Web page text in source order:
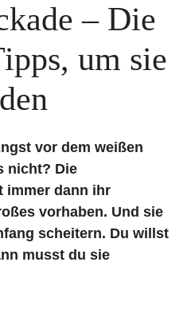
– Die
um sie
vor dem weißen
nicht? Die
immer dann ihr
vorhaben. Und sie
scheitern. Du willst
musst du sie